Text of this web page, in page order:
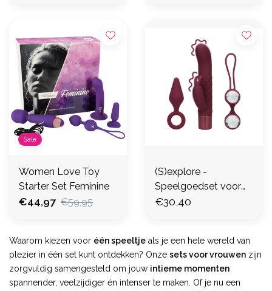
Sale
Women Love Toy
Starter Set Feminine
€44,97 €59,95
(S)explore -
Speelgoedset voor
Haar - Donker Kers
€30,40
Waarom kiezen voor één speeltje als je een hele wereld van
plezier in één set kunt ontdekken? Onze sets voor vrouwen zijn
zorgvuldig samengesteld om jouw intieme momenten
spannender, veelzijdiger én intenser te maken. Of je nu een